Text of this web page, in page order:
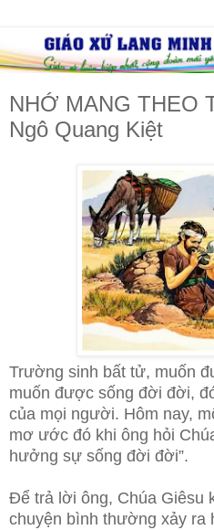
NHỚ MANG THEO
Ngô Quang Kiệt
Trường sinh bất tử, muốn
muốn được sống đời đời,
của mọi người. Hôm nay,
mơ ước đó khi ông hỏi
hưởng sự sống đời đời”.
Để trả lời ông, Chúa Giêsu
chuyện bình thường xảy ra